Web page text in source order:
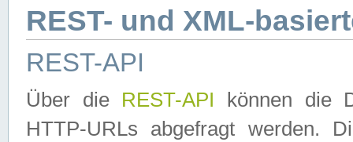
REST- und XML-
REST-API
Über die REST-API können die
HTTP-URLs abgefragt werden.